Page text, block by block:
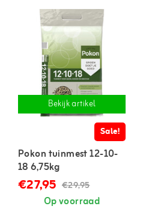
Bekijk artikel
Sale!
Pokon tuinmest 12-10-
18 6,75kg
€27,95 €29,95
Op voorraad